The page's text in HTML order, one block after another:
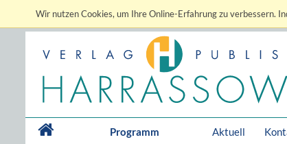
Wir nutzen Cookies, um Ihre Online-Erfahrung zu verbessern.
Programm Aktuell